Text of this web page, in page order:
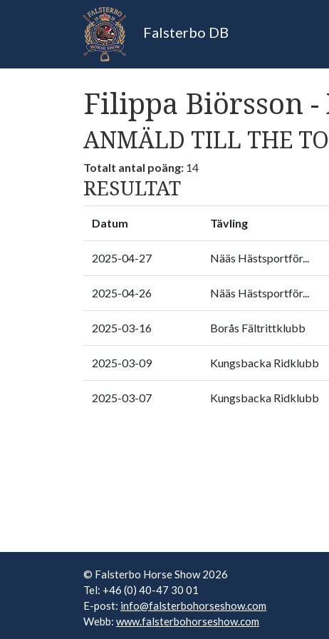
Falsterbo DB
Filippa Biörsson -
ANMÄLD TILL THE
Totalt antal poäng: 14
RESULTAT
Datum Tävling
2025-04-27 Nääs Hästsportför...
2025-04-26 Nääs Hästsportför...
2025-03-16 Borås Fältrittklubb
2025-03-09 Kungsbacka Ridklubb
2025-03-07 Kungsbacka Ridklubb
© Falsterbo Horse Show 2026
Tel: +46 (0) 40-47 30 01
E-post: info@falsterbohorseshow.com
Webb: www.falsterbohorseshow.com